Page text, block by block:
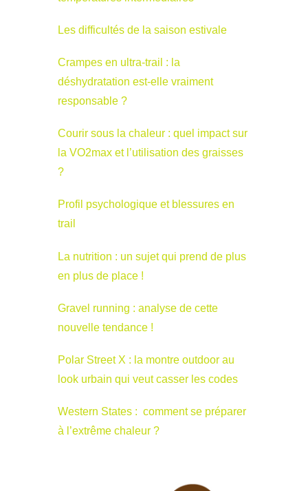
Les difficultés de la saison estivale
Crampes en ultra-trail : la
déshydratation est-elle vraiment
responsable ?
Courir sous la chaleur : quel impact sur
la VO2max et l’utilisation des graisses
?
Profil psychologique et blessures en
trail
La nutrition : un sujet qui prend de plus
en plus de place !
Gravel running : analyse de cette
nouvelle tendance !
Polar Street X : la montre outdoor au
look urbain qui veut casser les codes
Western States : comment se préparer
à l’extrême chaleur ?